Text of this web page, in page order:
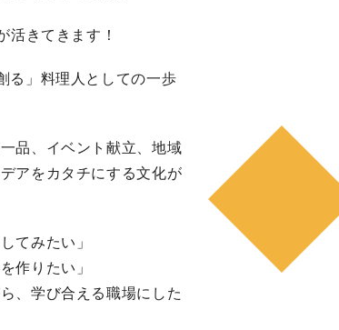
活きてきます！
る」料理人としての一歩
品、イベント献立、地域
アをカタチにする文化が
てみたい」
作りたい」
、学び合える職場にした